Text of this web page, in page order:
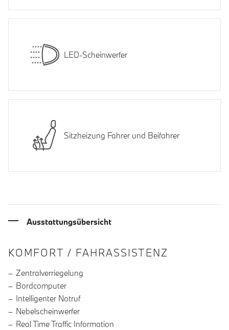
LED-Scheinwerfer
Sitzheizung Fahrer und Beifahrer
Ausstattungsübersicht
INFORMATIONEN ÜBER DIE
KOMFORT / FAHRASSISTENZ
Zentralverriegelung
Bordcomputer
Intelligenter Notruf
Nebelscheinwerfer
Real Time Traffic Information